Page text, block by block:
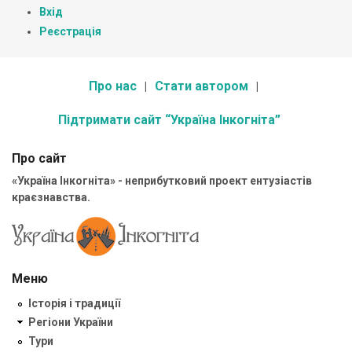
Вхід
Реєстрація
Про нас Стати автором
Підтримати сайт “Україна Інкогніта”
Про сайт
«Україна Інкогніта» - неприбутковий проект ентузіастів
краєзнавства.
Меню
Історія і традиції
Регіони України
Тури